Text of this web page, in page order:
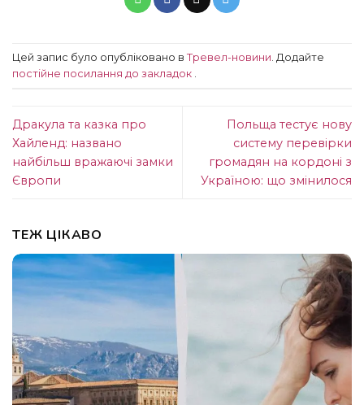
Цей запис було опубліковано в Тревел-новини . Додайте
постійне посилання до закладок
Дракула та казка про
Хайленд: названо
найбільш вражаючі замки
Європи
Польща тестує нову
систему перевірки
громадян на кордоні з
Україною: що змінилося
ТЕЖ ЦІКАВО